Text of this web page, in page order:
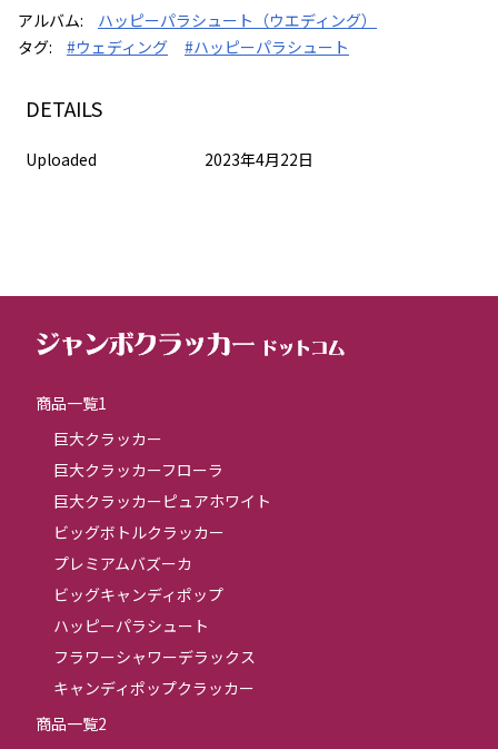
アルバム:
ハッピーパラシュート（ウエディング）
タグ:
#ウェディング #ハッピーパラシュート
DETAILS
Uploaded 2023年4月22日
商品一覧1
巨大クラッカー
巨大クラッカーフローラ
巨大クラッカーピュアホワイト
ビッグボトルクラッカー
プレミアムバズーカ
ビッグキャンディポップ
ハッピーパラシュート
フラワーシャワーデラックス
キャンディポップクラッカー
商品一覧2